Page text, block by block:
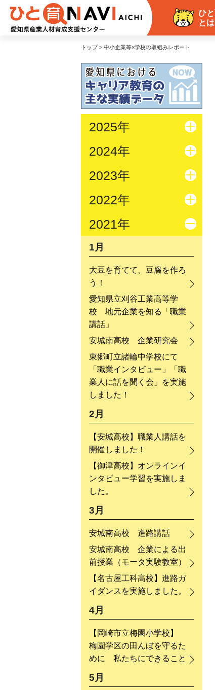
ひ
と
トップ > 中小企業等×学校の取組みレポート
2025年
2024年
2023年
2022年
2021年
1月
大豆を育てて、豆腐を作ろ
う！
愛知県立刈谷工業高等学
校 地元企業を知る「職業
講話」
安城南高校 企業研究会
東郷町立諸輪中学校にて
「職業インタビュー」「職
業人に話を聞く会」を実施
しました！
2月
【安城高校】職業人講話を
開催しました！
【御津高校】オンラインイ
ンタビュー学習を実施しま
した。
3月
安城南高校 進路講話
安城南高校 企業による出
前授業（モータ実験教室）
【名古屋工科高校】進路ガ
イダンスを実施しました。
4月
【岡崎市立梅園小学校】
梅園学区の田んぼを守るた
めに 私たちにできること
5月